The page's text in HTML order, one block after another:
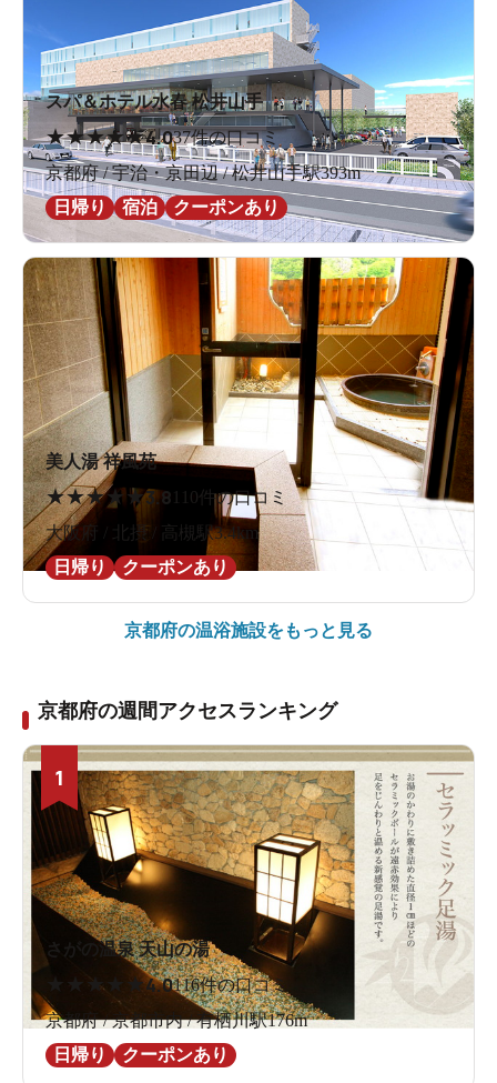
スパ＆ホテル水春 松井山手
★★★★★4.037件の口コミ
京都府 / 宇治・京田辺 / 松井山手駅393m
日帰り
宿泊 クーポンあり
美人湯 祥風苑
★★★★ ★3.8 110件の口コミ
大阪府 / 北摂 / 高槻駅3.4km
日帰り
クーポンあり
京都府の温浴施設をもっと見る
京都府の週間アクセスランキング
1
さがの温泉 天山の湯
★ ★ ★4.0116件の口コミ
京都府 / 京都市内 / 有栖川駅176m
日帰り
クーポンあり